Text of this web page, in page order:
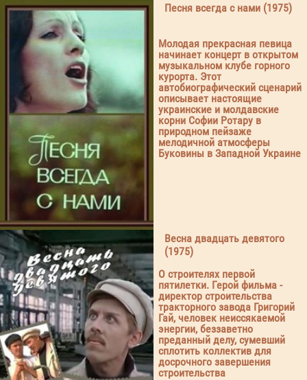
Песня всегда с нами (1975)
Молодая прекрасная певица
начинает концерт в открытом
музыкальном клубе горного
курорта. Этот
автобиографический сценарий
описывает настоящие
украинские и молдавские
корни Софии Ротару в
природном пейзаже
мелодичной атмосферы
Буковины в Западной Украине
Весна двадцать девятого
(1975)
О строителях первой
пятилетки. Герой фильма -
директор строительства
тракторного завода Григорий
Гай, человек неиссякаемой
энергии, беззаветно
преданный делу, сумевший
сплотить коллектив для
досрочного завершения
строительства